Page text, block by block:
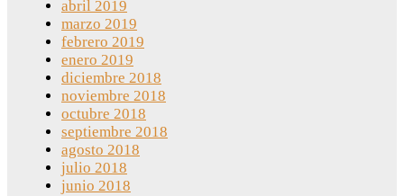
abril 2019
marzo 2019
febrero 2019
enero 2019
diciembre 2018
noviembre 2018
octubre 2018
septiembre 2018
agosto 2018
julio 2018
junio 2018